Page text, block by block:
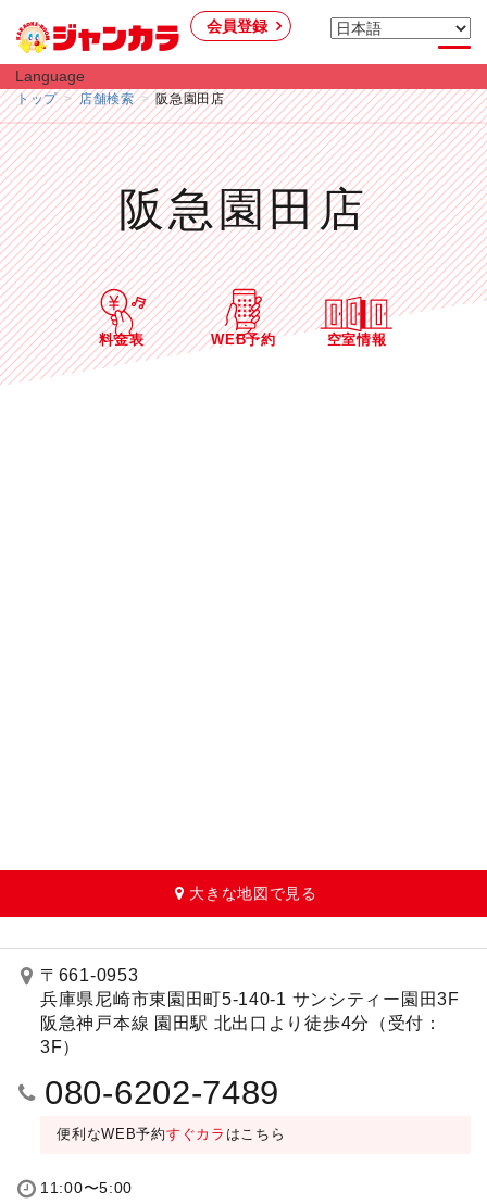
会員登録
Language
トップ 店舗検索 阪急園田店
阪急園田店
料金表 WEB予約 空室情報
大きな地図で見る
〒661-0953
兵庫県尼崎市東園田町5-140-1 サンシティー園田3F
阪急神戸本線 園田駅 北出口より徒歩4分（受付：
3F）
080-6202-7489
便利なWEB予約すぐカラ はこちら
11:00〜5:00